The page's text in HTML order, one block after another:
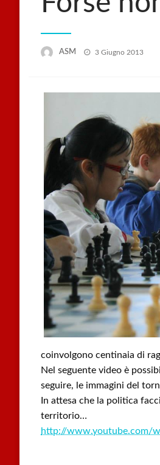
ASM
Posted
3 Giugno 2013
coinvolgono centinaia di
Nel seguente video è
seguire, le immagini del
In attesa che la politica
territorio…
http://www.youtube.com/